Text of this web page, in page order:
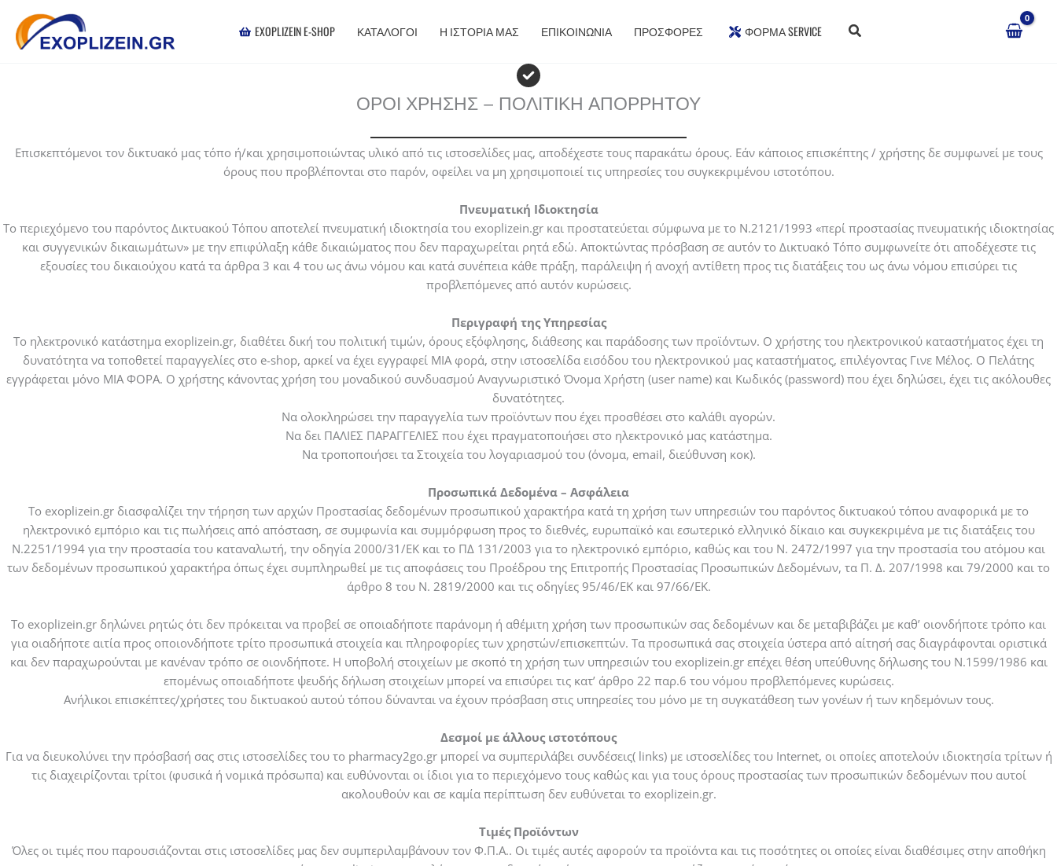
στο
περιεχόμενο
EXOPLIZEIN E-SHOP ΚΑΤΑΛΟΓΟΙ Η ΙΣΤΟΡΙΑ ΜΑΣ ΕΠΙΚΟΙΝΩΝΙΑ ΠΡΟΣΦΟΡΈΣ ΦΌΡΜΑ SERVICE
ΟΡΟΙ ΧΡΗΣΗΣ – ΠΟΛΙΤΙΚΗ ΑΠΟΡΡΗΤΟΥ
Επισκεπτόμενοι τον δικτυακό μας τόπο ή/και χρησιμοποιώντας υλικό από τις ιστοσελίδες μας, αποδέχεστε τους παρακάτω όρους. Εάν κάποιος επισκέπτης / χρήστης δε συμφωνεί με τους
όρους που προβλέπονται στο παρόν, οφείλει να μη χρησιμοποιεί τις υπηρεσίες του συγκεκριμένου ιστοτόπου.
Πνευματική Ιδιοκτησία
Το περιεχόμενο του παρόντος Δικτυακού Τόπου αποτελεί πνευματική ιδιοκτησία του exoplizein.gr και προστατεύεται σύμφωνα με το Ν.2121/1993 «περί προστασίας πνευματικής ιδιοκτησίας
και συγγενικών δικαιωμάτων» με την επιφύλαξη κάθε δικαιώματος που δεν παραχωρείται ρητά εδώ. Αποκτώντας πρόσβαση σε αυτόν το Δικτυακό Τόπο συμφωνείτε ότι αποδέχεστε τις
εξουσίες του δικαιούχου κατά τα άρθρα 3 και 4 του ως άνω νόμου και κατά συνέπεια κάθε πράξη, παράλειψη ή ανοχή αντίθετη προς τις διατάξεις του ως άνω νόμου επισύρει τις
προβλεπόμενες από αυτόν κυρώσεις.
Περιγραφή της Υπηρεσίας
Το ηλεκτρονικό κατάστημα exoplizein.gr, διαθέτει δική του πολιτική τιμών, όρους εξόφλησης, διάθεσης και παράδοσης των προϊόντων. Ο χρήστης του ηλεκτρονικού καταστήματος έχει τη
δυνατότητα να τοποθετεί παραγγελίες στο e-shop, αρκεί να έχει εγγραφεί ΜΙΑ φορά, στην ιστοσελίδα εισόδου του ηλεκτρονικού μας καταστήματος, επιλέγοντας Γινε Μέλος. Ο Πελάτης
εγγράφεται μόνο ΜΙΑ ΦΟΡΑ. Ο χρήστης κάνοντας χρήση του μοναδικού συνδυασμού Αναγνωριστικό Όνομα Χρήστη (user name) και Κωδικός (password) που έχει δηλώσει, έχει τις ακόλουθες
δυνατότητες.
Να ολοκληρώσει την παραγγελία των προϊόντων που έχει προσθέσει στο καλάθι αγορών.
Να δει ΠΑΛΙΕΣ ΠΑΡΑΓΓΕΛΙΕΣ που έχει πραγματοποιήσει στο ηλεκτρονικό μας κατάστημα.
Να τροποποιήσει τα Στοιχεία του λογαριασμού του (όνομα, email, διεύθυνση κοκ).
Προσωπικά Δεδομένα – Ασφάλεια
Το exoplizein.gr διασφαλίζει την τήρηση των αρχών Προστασίας δεδομένων προσωπικού χαρακτήρα κατά τη χρήση των υπηρεσιών του παρόντος δικτυακού τόπου αναφορικά με το
ηλεκτρονικό εμπόριο και τις πωλήσεις από απόσταση, σε συμφωνία και συμμόρφωση προς το διεθνές, ευρωπαϊκό και εσωτερικό ελληνικό δίκαιο και συγκεκριμένα με τις διατάξεις του
Ν.2251/1994 για την προστασία του καταναλωτή, την οδηγία 2000/31/ΕΚ και το ΠΔ 131/2003 για το ηλεκτρονικό εμπόριο, καθώς και του Ν. 2472/1997 για την προστασία του ατόμου και
των δεδομένων προσωπικού χαρακτήρα όπως έχει συμπληρωθεί με τις αποφάσεις του Προέδρου της Επιτροπής Προστασίας Προσωπικών Δεδομένων, τα Π. Δ. 207/1998 και 79/2000 και το
άρθρο 8 του Ν. 2819/2000 και τις οδηγίες 95/46/ΕΚ και 97/66/ΕΚ.
Το exoplizein.gr δηλώνει ρητώς ότι δεν πρόκειται να προβεί σε οποιαδήποτε παράνομη ή αθέμιτη χρήση των προσωπικών σας δεδομένων και δε μεταβιβάζει με καθ’ οιονδήποτε τρόπο και
για οιαδήποτε αιτία προς οποιονδήποτε τρίτο προσωπικά στοιχεία και πληροφορίες των χρηστών/επισκεπτών. Τα προσωπικά σας στοιχεία ύστερα από αίτησή σας διαγράφονται οριστικά
και δεν παραχωρούνται με κανέναν τρόπο σε οιονδήποτε. Η υποβολή στοιχείων με σκοπό τη χρήση των υπηρεσιών του exoplizein.gr επέχει θέση υπεύθυνης δήλωσης του Ν.1599/1986 και
επομένως οποιαδήποτε ψευδής δήλωση στοιχείων μπορεί να επισύρει τις κατ’ άρθρο 22 παρ.6 του νόμου προβλεπόμενες κυρώσεις.
Ανήλικοι επισκέπτες/χρήστες του δικτυακού αυτού τόπου δύνανται να έχουν πρόσβαση στις υπηρεσίες του μόνο με τη συγκατάθεση των γονέων ή των κηδεμόνων τους.
Δεσμοί με άλλους ιστοτόπους
Για να διευκολύνει την πρόσβασή σας στις ιστοσελίδες του το pharmacy2go.gr μπορεί να συμπεριλάβει συνδέσεις( links) με ιστοσελίδες του Internet, οι οποίες αποτελούν ιδιοκτησία τρίτων ή
τις διαχειρίζονται τρίτοι (φυσικά ή νομικά πρόσωπα) και ευθύνονται οι ίδιοι για το περιεχόμενο τους καθώς και για τους όρους προστασίας των προσωπικών δεδομένων που αυτοί
ακολουθούν και σε καμία περίπτωση δεν ευθύνεται το exoplizein.gr.
Τιμές Προϊόντων
Όλες οι τιμές που παρουσιάζονται στις ιστοσελίδες μας δεν συμπεριλαμβάνουν τον Φ.Π.Α.. Οι τιμές αυτές αφορούν τα προϊόντα και τις ποσότητες οι οποίες είναι διαθέσιμες στην αποθήκη